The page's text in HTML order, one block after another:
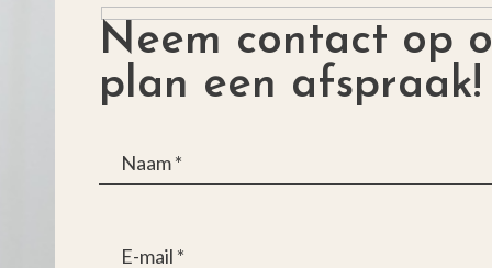
Neem contact op
plan een afspraak!